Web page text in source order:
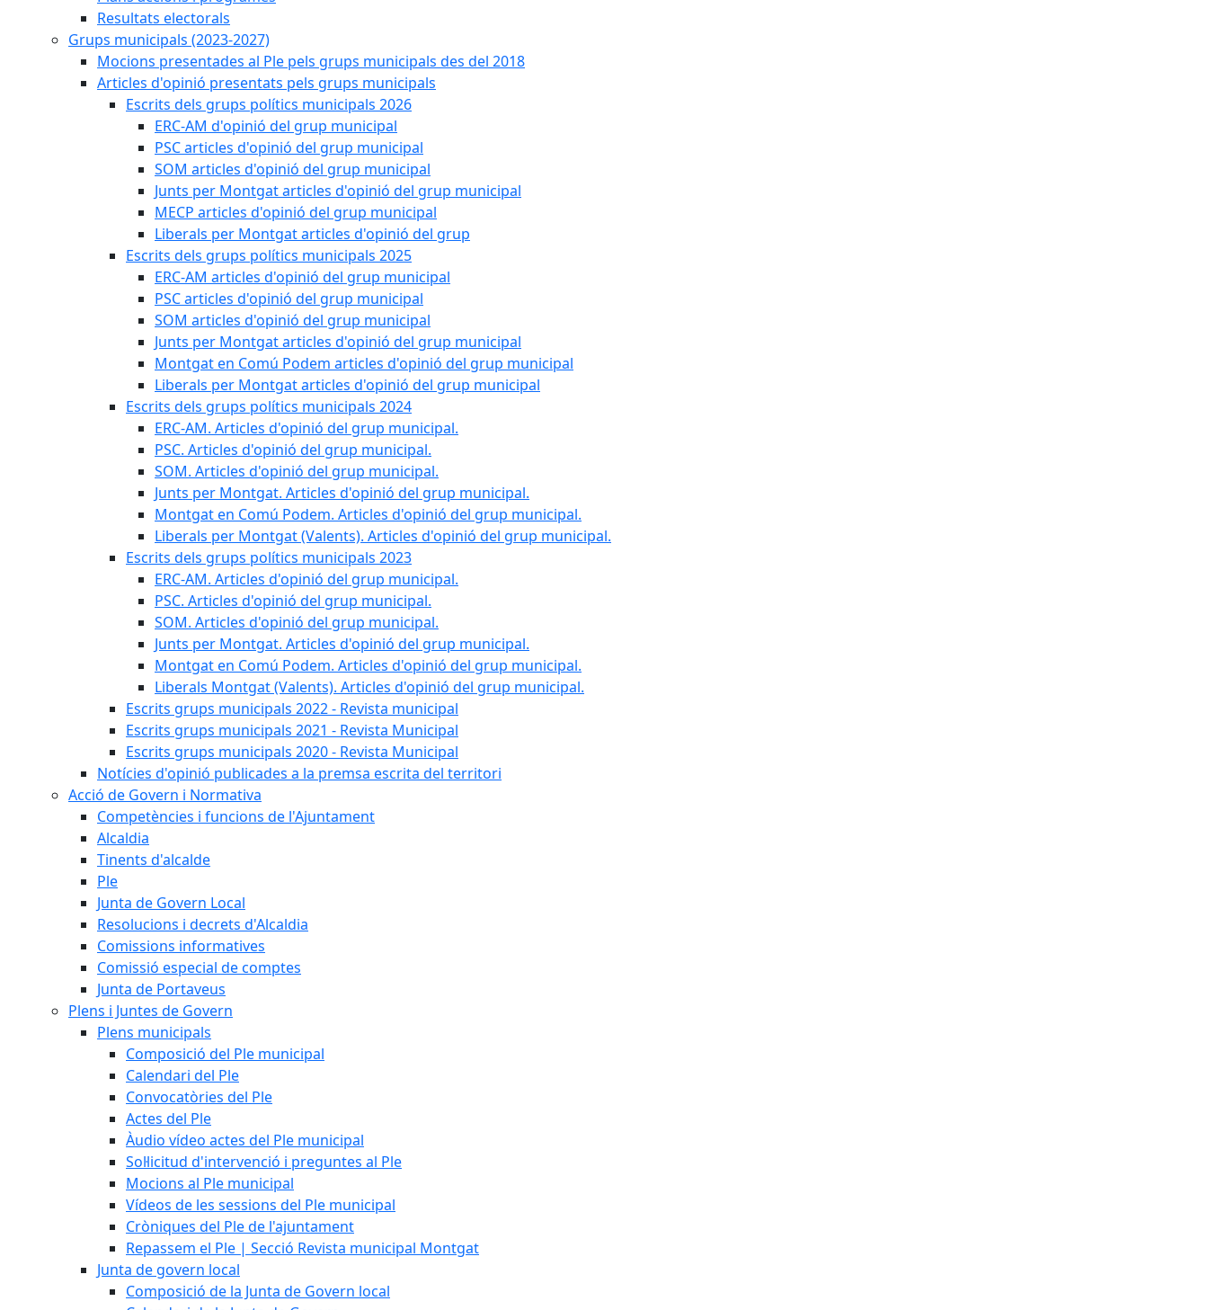
Resultats electorals
Grups municipals (2023-2027)
Mocions presentades al Ple pels grups municipals des del 2018
Articles d'opinió presentats pels grups municipals
Escrits dels grups polítics municipals 2026
ERC-AM d'opinió del grup municipal
PSC articles d'opinió del grup municipal
SOM articles d'opinió del grup municipal
Junts per Montgat articles d'opinió del grup municipal
MECP articles d'opinió del grup municipal
Liberals per Montgat articles d'opinió del grup
Escrits dels grups polítics municipals 2025
ERC-AM articles d'opinió del grup municipal
PSC articles d'opinió del grup municipal
SOM articles d'opinió del grup municipal
Junts per Montgat articles d'opinió del grup municipal
Montgat en Comú Podem articles d'opinió del grup municipal
Liberals per Montgat articles d'opinió del grup municipal
Escrits dels grups polítics municipals 2024
ERC-AM. Articles d'opinió del grup municipal.
PSC. Articles d'opinió del grup municipal.
SOM. Articles d'opinió del grup municipal.
Junts per Montgat. Articles d'opinió del grup municipal.
Montgat en Comú Podem. Articles d'opinió del grup municipal.
Liberals per Montgat (Valents). Articles d'opinió del grup municipal.
Escrits dels grups polítics municipals 2023
ERC-AM. Articles d'opinió del grup municipal.
PSC. Articles d'opinió del grup municipal.
SOM. Articles d'opinió del grup municipal.
Junts per Montgat. Articles d'opinió del grup municipal.
Montgat en Comú Podem. Articles d'opinió del grup municipal.
Liberals Montgat (Valents). Articles d'opinió del grup municipal.
Escrits grups municipals 2022 - Revista municipal
Escrits grups municipals 2021 - Revista Municipal
Escrits grups municipals 2020 - Revista Municipal
Notícies d'opinió publicades a la premsa escrita del territori
Acció de Govern i Normativa
Competències i funcions de l'Ajuntament
Alcaldia
Tinents d'alcalde
Ple
Junta de Govern Local
Resolucions i decrets d'Alcaldia
Comissions informatives
Comissió especial de comptes
Junta de Portaveus
Plens i Juntes de Govern
Plens municipals
Composició del Ple municipal
Calendari del Ple
Convocatòries del Ple
Actes del Ple
Àudio vídeo actes del Ple municipal
Sol·licitud d'intervenció i preguntes al Ple
Mocions al Ple municipal
Vídeos de les sessions del Ple municipal
Cròniques del Ple de l'ajuntament
Repassem el Ple | Secció Revista municipal Montgat
Junta de govern local
Composició de la Junta de Govern local